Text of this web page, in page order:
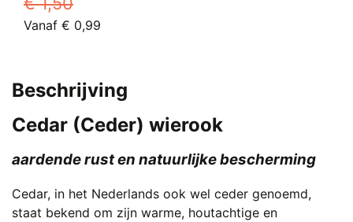
kan
gekozen
de
productpagina
Oorspronkelijke
€ 1,50.
Vanaf € 0,99
Vanaf
€ 0,99.
heeft
meerdere
variaties.
Deze
optie
gekozen
worden
Beschrijving
Cedar (Ceder) wierook
aardende rust en natuurlijke bescherming
Cedar, in het Nederlands ook wel ceder genoemd,
staat bekend om zijn warme, houtachtige en